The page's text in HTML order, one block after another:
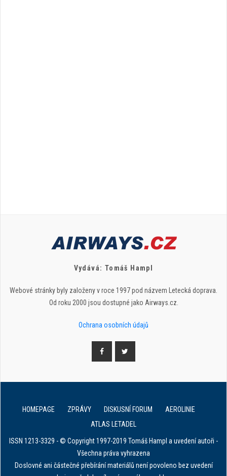
Vydává: Tomáš Hampl
Webové stránky byly založeny v roce 1997 pod názvem Letecká doprava.
Od roku 2000 jsou dostupné jako Airways.cz.
Ochrana osobních údajů
HOMEPAGE ZPRÁVY DISKUSNÍ FORUM
AEROLINIE
ATLAS LETADEL
ISSN 1213-3329 - © Copyright 1997-2019 Tomáš Hampl a uvedení autoři -
Všechna práva vyhrazena
Doslovné ani částečné přebírání materiálů není povoleno bez uvedení